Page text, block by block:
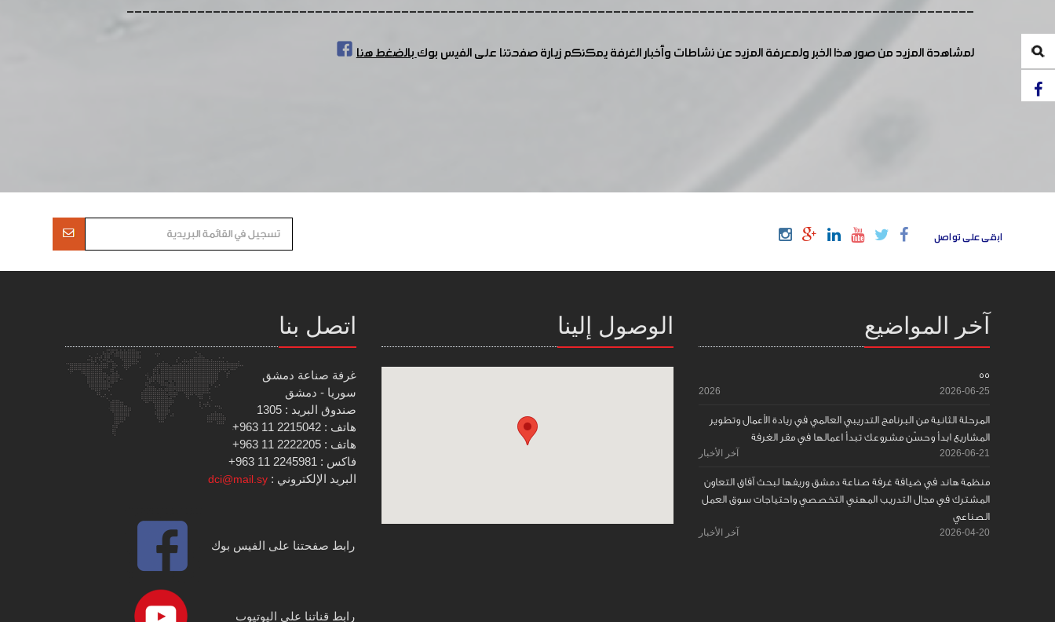
------------------------------------------------------------------------------------------------------------
لمشاهدة المزيد من صور هذا الخبر ولمعرفة المزيد عن نشاطات وأخبار الغرفة يمكنكم زيارة صفحتنا على الفيس بوكبالضغط هنا
ابقى على تواصل
آخر المواضيع
55
2026-06-25
2026
المرحلة الثانية من البرنامج التدريبي العالمي في ريادة الأعمال وتطوير
المشاريع ابدأ وحسّن مشروعك تبدأ اعمالها في مقر الغرفة
2026-06-21 آخر الأخبار
منظمة هاند في ضيافة غرفة صناعة دمشق وريفها لبحث آفاق التعاون
المشترك في مجال التدريب المهني التخصصي واحتياجات سوق العمل
الصناعي
2026-04-20 آخر الأخبار
الوصول إلينا اتصل بنا
غرفة صناعة دمشق
سوريا - دمشق
صندوق البريد : 1305
هاتف : 2215042 11 963+
هاتف : 2222205 11 963+
فاكس : 2245981 11 963+
البريد الإلكتروني : dci@mail.sy
رابط صفحتنا على الفيس بوك
رابط قناتنا على اليوتيوب